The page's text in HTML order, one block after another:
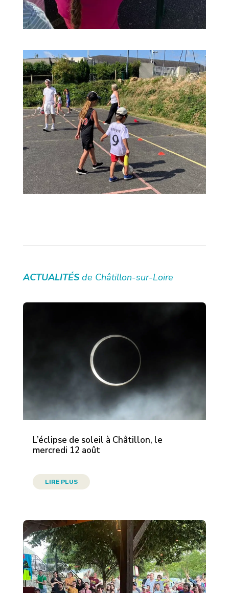
ACTUALITÉS de Châtillon-sur-Loire
L’éclipse de soleil à Châtillon, le
mercredi 12 août
LIRE PLUS